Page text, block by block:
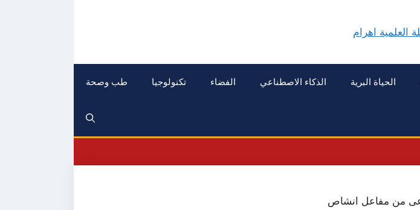
الحياة البرية الذكاء الاصطناعي الفضاء تكنولوجيا طب وصحة